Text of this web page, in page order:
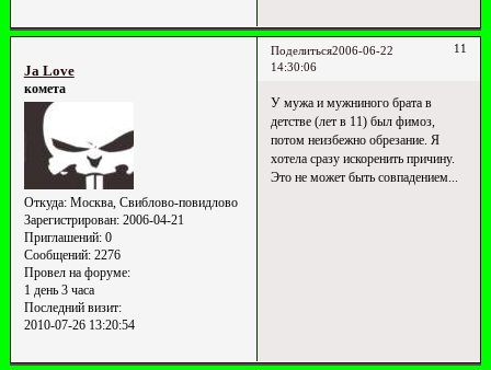
Поделиться 11
2006-06-22
14:30:06
Ja Love
комета
Откуда:Москва, Свиблово-повидлово
Зарегистрирован: 2006-04-21
Приглашений:0
Сообщений:2276
Провел на форуме:
1 день 3 часа
Последний визит:
2010-07-26 13:20:54
У мужа и мужниного брата в
детстве (лет в 11) был фимоз,
потом неизбежно обрезание. Я
хотела сразу искоренить причину.
Это не может быть совпадением...